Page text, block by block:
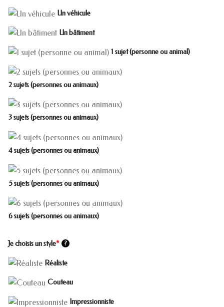
Un véhicule
Un bâtiment
1 sujet (personne ou animal)
2 sujets (personnes ou animaux)
3 sujets (personnes ou animaux)
4 sujets (personnes ou animaux)
5 sujets (personnes ou animaux)
6 sujets (personnes ou animaux)
Je choisis un style* ?
Réaliste
Couteau
Impressionniste